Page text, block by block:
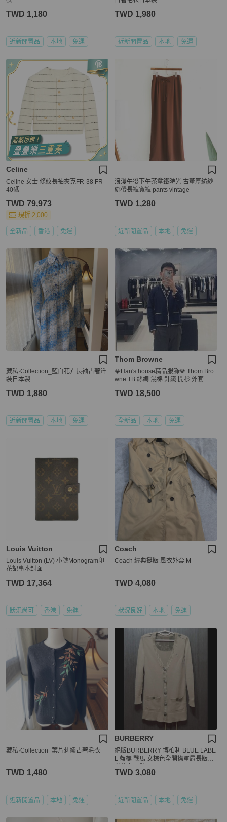
TWD 1,180
近新閒置品 本地 免運
TWD 1,980
近新閒置品 本地 免運
Celine
Celine 女士 條紋長袖夾克FR-38 FR-
40碼
TWD 79,973
現折 2,000
全新品 香港 免運
浪漫午後下午茶拿鐵時光 古董厚紡紗
綁帶長褲寬褲 pants vintage
TWD 1,280
近新閒置品 本地 免運
藏私·Collection_藍白花卉長袖古著洋
裝日本製
TWD 1,880
近新閒置品 本地 免運
Thom Browne
💎Han's house精品服飾💎 Thom Bro
wne TB 絲綢 混棉 針織 開衫 外套 男
TWD 18,500
全新品 本地 免運
Louis Vuitton
Louis Vuitton (LV) 小號Monogram印
花記事本封面
TWD 17,364
狀況尚可 香港 免運
Coach
Coach 經典挺版 風衣外套 M
TWD 4,080
狀況良好 本地 免運
藏私·Collection_葉片刺繡古著毛衣
TWD 1,480
近新閒置品 本地 免運
BURBERRY
絕版BURBERRY 博柏利 BLUE LABE
L 藍標 戰馬 女棕色全開襟軍肩長版針
TWD 3,080
近新閒置品 本地 免運